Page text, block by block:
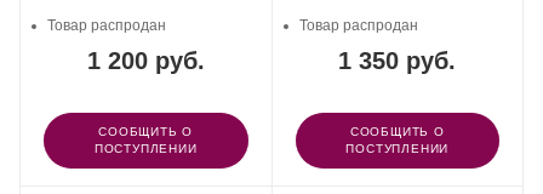
1 200 руб.
Товар распродан
СООБЩИТЬ О
ПОСТУПЛЕНИИ
1 350 руб.
Товар распродан
СООБЩИТЬ О
ПОСТУПЛЕНИИ